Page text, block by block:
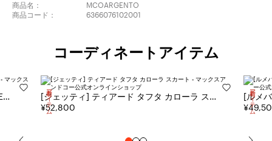
商品名：
MCOARGENTO
商品コード：
6366076102001
コーディネートアイテム
[ジェッティ] ティアード タフタ カローラ スカ
ート
¥52,800
新着アイテム 新着アイテム